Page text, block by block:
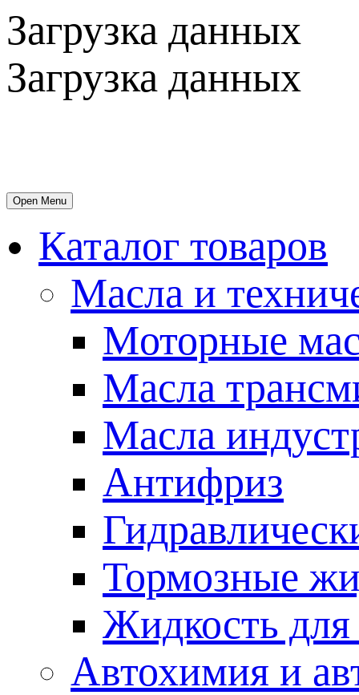
Загрузка данных
Загрузка данных
Open Menu
Каталог товаров
Масла и
Mоторные
Масла
Масла
Антифриз
Тормозные
Жидкость
Автохимия и